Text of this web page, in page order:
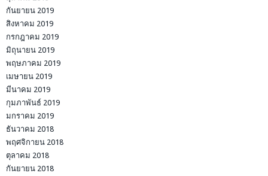
กันยายน 2019
สิงหาคม 2019
กรกฎาคม 2019
มิถุนายน 2019
พฤษภาคม 2019
เมษายน 2019
มีนาคม 2019
กุมภาพันธ์ 2019
มกราคม 2019
ธันวาคม 2018
พฤศจิกายน 2018
ตุลาคม 2018
กันยายน 2018